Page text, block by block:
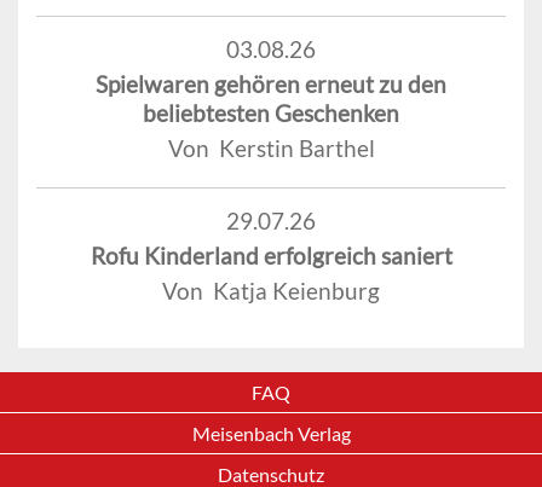
03.08.26
Spielwaren gehören erneut zu den
beliebtesten Geschenken
Von Kerstin Barthel
29.07.26
Rofu Kinderland erfolgreich saniert
Von Katja Keienburg
FAQ
Meisenbach Verlag
Datenschutz